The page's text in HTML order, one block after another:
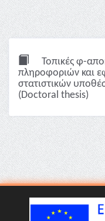
Τοπικές φ-
πληροφοριών και
στατιστικών
(Doctoral thesis)